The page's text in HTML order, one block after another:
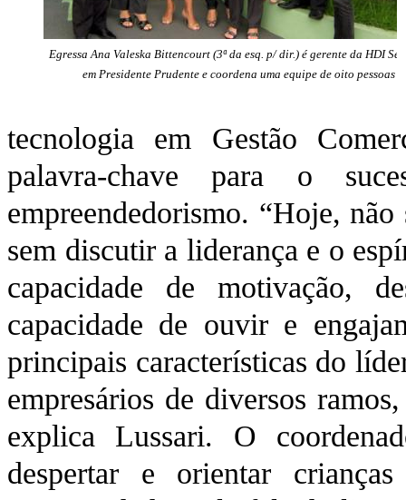
Egressa Ana Valeska Bittencourt (3ª da esq. p/ dir.) é gerente da HDI
em Presidente Prudente e coordena uma equipe de oito pessoas
tecnologia em Gestão
palavra-chave para o
empreendedorismo. “Hoje,
sem discutir a liderança e o
capacidade de motivação,
capacidade de ouvir e
principais características do
empresários de diversos
explica Lussari. O
despertar e orientar